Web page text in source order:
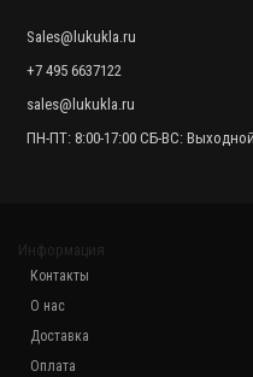
Sales@lukukla.ru
+7 495 6637122
sales@lukukla.ru
ПН-ПТ: 8:00-17:00 СБ-ВС: Выходной
Информация
Контакты
О нас
Доставка
Оплата